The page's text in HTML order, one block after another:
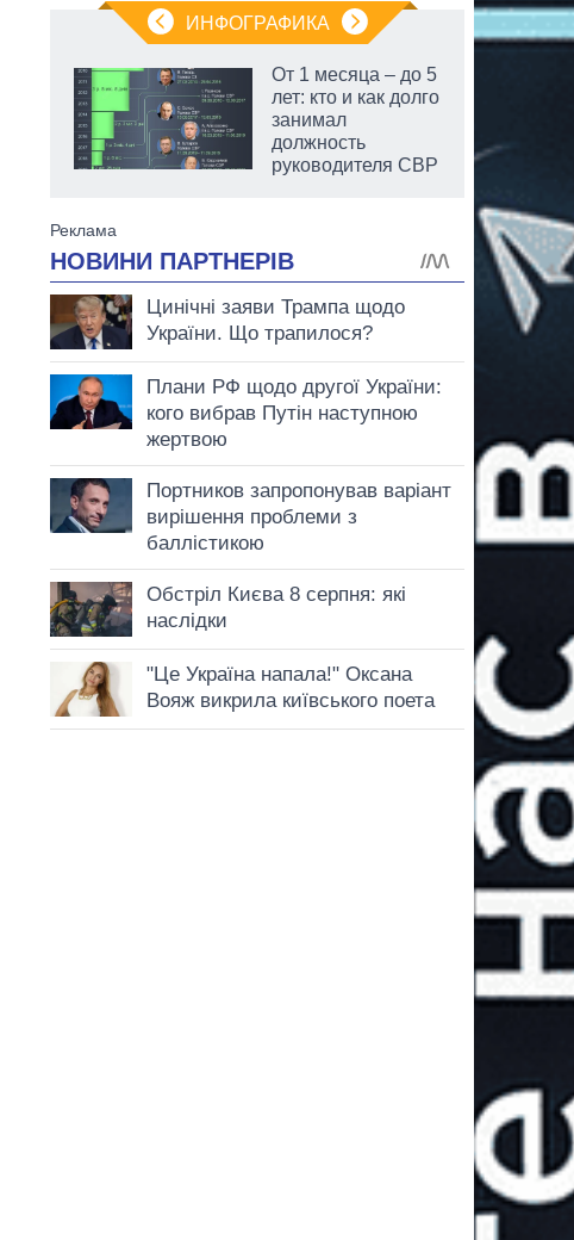
ИНФОГРАФИКА
От 1 месяца – до 5
лет: кто и как долго
занимал
должность
руководителя СВР